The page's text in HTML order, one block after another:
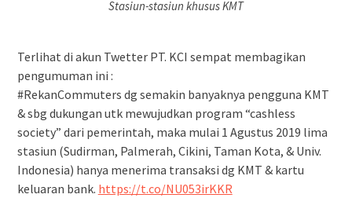
Stasiun-stasiun khusus KMT
Terlihat di akun Twetter PT. KCI sempat membagikan
pengumuman ini :
#RekanCommuters dg semakin banyaknya pengguna KMT
& sbg dukungan utk mewujudkan program “cashless
society” dari pemerintah, maka mulai 1 Agustus 2019 lima
stasiun (Sudirman, Palmerah, Cikini, Taman Kota, & Univ.
Indonesia) hanya menerima transaksi dg KMT & kartu
keluaran bank. https://t.co/NU053irKKR